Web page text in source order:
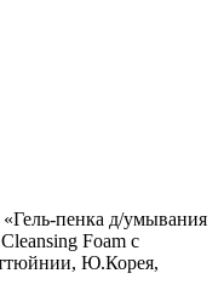
пенка д/умывания
Foam с
Ю.Корея,